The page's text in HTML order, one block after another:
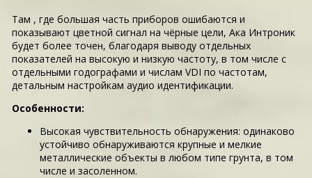
Там , где большая часть приборов ошибаются и
показывают цветной сигнал на чёрные цели, Ака Интроник
будет более точен, благодаря выводу отдельных
показателей на высокую и низкую частоту, в том числе с
отдельными годографами и числам VDI по частотам,
детальным настройкам аудио идентификации.
Особенности:
Высокая чувствительность обнаружения: одинаково
устойчиво обнаруживаются крупные и мелкие
металлические объекты в любом типе грунта, в том
числе и засоленном.